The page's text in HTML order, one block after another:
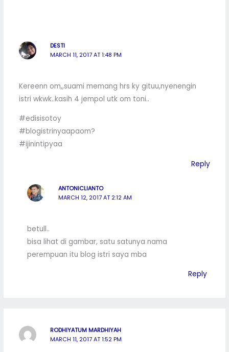
DESTI
MARCH 11, 2017 AT 1:48 PM
Kereenn om,,suami memang hrs ky gituu,nyenengin
istri wkwk..kasih 4 jempol utk om toni..
#edisisotoy
#blogistrinyaapaom?
#ijinintipyaa
Reply
ANTONICLIANTO
MARCH 12, 2017 AT 2:12 AM
betull..
bisa lihat di gambar, satu satunya nama
perempuan itu blog istri saya mba
Reply
RODHIYATUM MARDHIYAH
MARCH 11, 2017 AT 1:52 PM